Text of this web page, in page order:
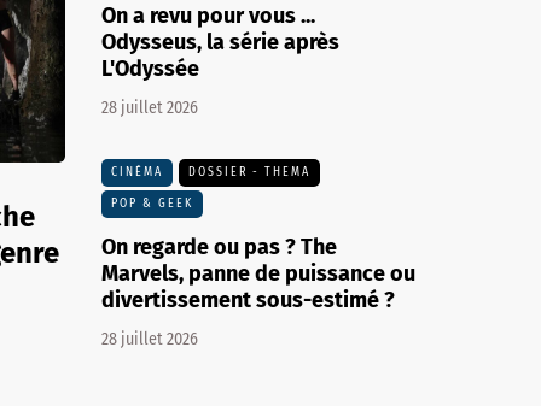
On a revu pour vous ...
Odysseus, la série après
L'Odyssée
28 juillet 2026
CINÉMA DOSSIER - THEMA
POP & GEEK
On regarde ou pas ? The
Marvels, panne de puissance ou
divertissement sous-estimé ?
28 juillet 2026